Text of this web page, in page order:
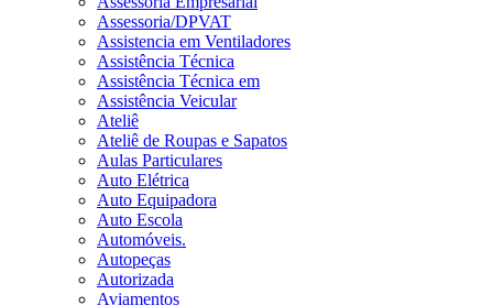
Assessoria/DPVAT
Assistencia em Ventiladores
Assistência Técnica
Assistência Técnica em
Assistência Veicular
Ateliê
Ateliê de Roupas e Sapatos
Aulas Particulares
Auto Elétrica
Auto Equipadora
Auto Escola
Automóveis.
Autopeças
Autorizada
Aviamentos